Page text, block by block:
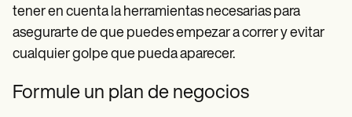
tener en cuenta la herramientas necesarias para
asegurarte de que puedes empezar a correr y evitar
cualquier golpe que pueda aparecer.
Formule un plan de negocios